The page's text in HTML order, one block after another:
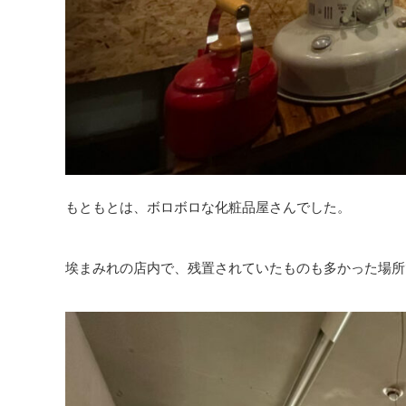
もともとは、ボロボロな化粧品屋さんでした。
埃まみれの店内で、残置されていたものも多かった場